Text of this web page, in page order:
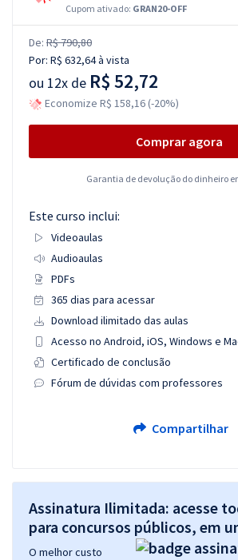
Cupom ativado: GRAN20-OFF
De: R$ 790,80
Por: R$ 632,64à vista
ou 12x de R$ 52,72
Economize R$ 158,16 (-20%)
Comprar agora
Garantia de devolução do dinheiro
Este curso inclui:
Videoaulas
Audioaulas
PDFs
365 dias para acessar
Download ilimitado das aulas
Acesso no Android, iOS, Windows e
Certificado de conclusão
Fórum de dúvidas com professores
Compartilhar
Assinatura Ilimitada: acesse
para concursos públicos, em
O melhor custo